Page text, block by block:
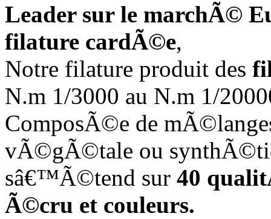
Leader sur le marchÃ©
filature cardÃ©e,
Notre filature produit des
N.m 1/3000 au N.m 1/
ComposÃ©e de
vÃ©gÃ©tale ou
sâ€™Ã©tend sur 40
Ã©cru et couleurs.